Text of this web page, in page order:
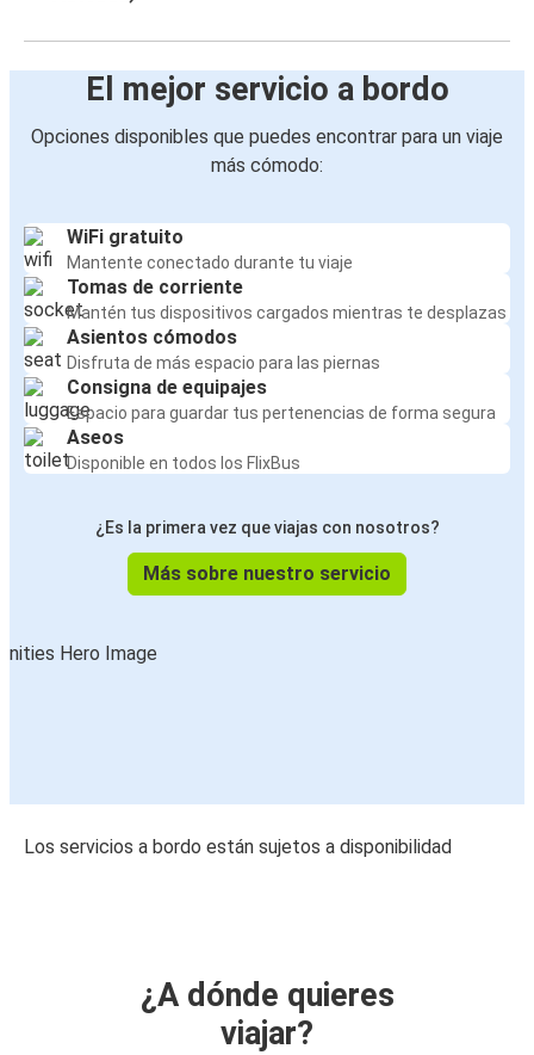
El mejor servicio a bordo
Opciones disponibles que puedes encontrar para un viaje
más cómodo:
WiFi gratuito
Mantente conectado durante tu viaje
Tomas de corriente
Mantén tus dispositivos cargados mientras te desplazas
Asientos cómodos
Disfruta de más espacio para las piernas
Consigna de equipajes
Espacio para guardar tus pertenencias de forma segura
Aseos
Disponible en todos los FlixBus
¿Es la primera vez que viajas con nosotros?
Más sobre nuestro servicio
Los servicios a bordo están sujetos a disponibilidad
¿A dónde quieres
viajar?